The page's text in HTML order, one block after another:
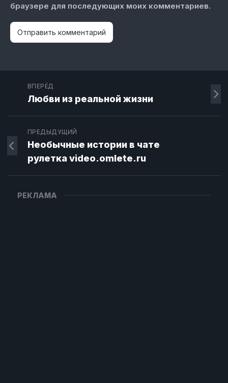
браузере для последующих моих комментариев.
ВПЕРЁД
Любви из реальной жизни
ПРЕДЫДУЩИЙ
Необычные истории в чате
рулетка video.omlete.ru
РЕКЛАМА